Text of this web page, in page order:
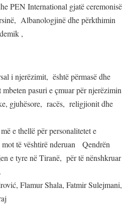
PEN International gjatë ceremonisë
Albanologjinë dhe përkthimin
,
i njerëzimit, është përmasë dhe
pasuri e çmuar për njerëzimin
gjuhësore, racës, religjionit dhe
e thellë për personalitetet e
të vështirë nderuan Qendrën
e tyre në Tiranë, për të nënshkruar
Flamur Shala, Fatmir Sulejmani,